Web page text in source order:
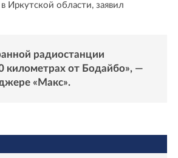
Иркутской области, заявил
радиостанции
километрах от Бодайбо», —
« Макс».